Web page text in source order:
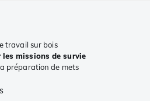
travail sur bois
missions de survie
préparation de mets